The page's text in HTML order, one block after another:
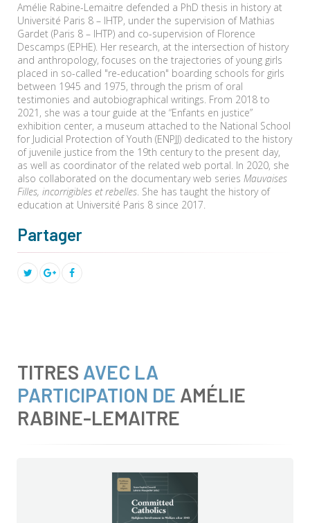
Amélie Rabine-Lemaitre defended a PhD thesis in history at
Université Paris 8 – IHTP, under the supervision of Mathias
Gardet (Paris 8 – IHTP) and co-supervision of Florence
Descamps (EPHE). Her research, at the intersection of history
and anthropology, focuses on the trajectories of young girls
placed in so-called "re-education" boarding schools for girls
between 1945 and 1975, through the prism of oral
testimonies and autobiographical writings. From 2018 to
2021, she was a tour guide at the “Enfants en justice”
exhibition center, a museum attached to the National School
for Judicial Protection of Youth (ENPJJ) dedicated to the history
of juvenile justice from the 19th century to the present day,
as well as coordinator of the related web portal. In 2020, she
also collaborated on the documentary web series Mauvaises
Filles, incorrigibles et rebelles. She has taught the history of
education at Université Paris 8 since 2017.
Partager
TITRES AVEC LA
PARTICIPATION DE AMÉLIE
RABINE-LEMAITRE